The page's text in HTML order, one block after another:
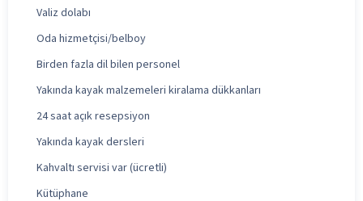
Valiz dolabı
Oda hizmetçisi/belboy
Birden fazla dil bilen personel
Yakında kayak malzemeleri kiralama dükkanları
24 saat açık resepsiyon
Yakında kayak dersleri
Kahvaltı servisi var (ücretli)
Kütüphane